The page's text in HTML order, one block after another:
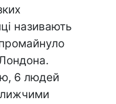
називають
6 людей